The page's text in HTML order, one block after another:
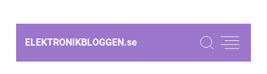
ELEKTRONIKBLOGGEN.se